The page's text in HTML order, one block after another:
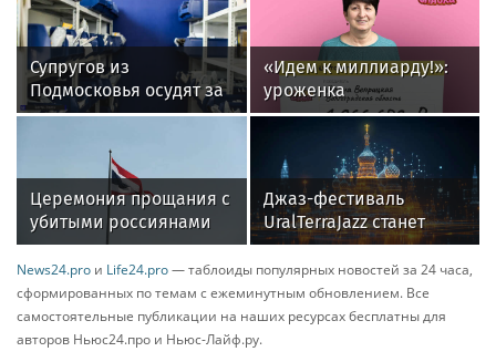
Супругов из
Подмосковья осудят за
посылку с сюрпризом в
«Идем к миллиарду!»:
уроженка
Волгоградской области
выиграла в лотерею от
«Столото» более 1 млн
рублей
Церемония прощания с
убитыми россиянами
проходит в Таиланде
Джаз-фестиваль
UralTerraJazz станет
центром 358-летия
Камышлова
News24.pro и Life24.pro— таблоиды популярных новостей за 24 часа,
сформированных по темам с ежеминутным обновлением. Все
самостоятельные публикации на наших ресурсах бесплатны для
авторов Ньюс24.про и Ньюс-Лайф.ру.